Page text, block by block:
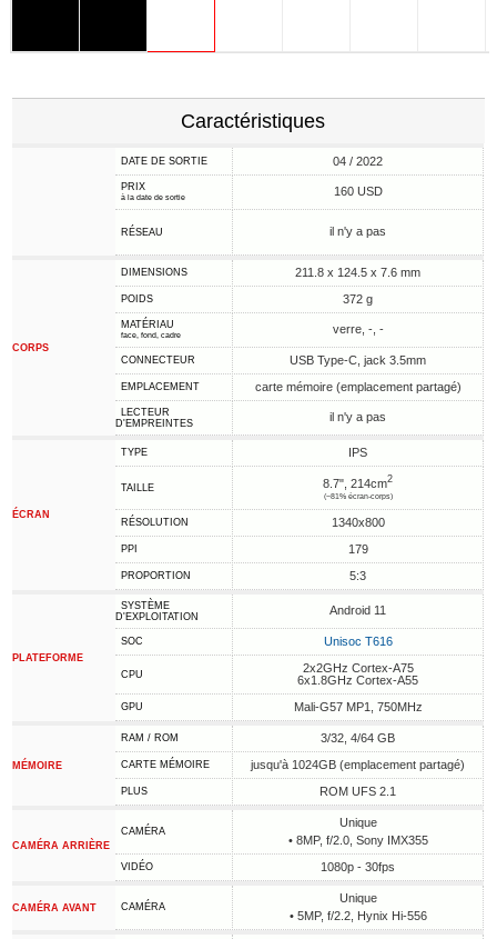
Caractéristiques
DATE DE SORTIE 04 / 2022
PRIX
à la date de sortie 160 USD
RÉSEAU il n'y a pas
CORPS
DIMENSIONS 211.8 x 124.5 x 7.6 mm
POIDS 372 g
MATÉRIAU
face, fond, cadre verre, -, -
CONNECTEUR USB Type-C, jack 3.5mm
EMPLACEMENT carte mémoire (emplacement partagé)
LECTEUR
D'EMPREINTES
il n'y a pas
ÉCRAN
TYPE IPS
TAILLE 8.7", 214cm2
(~81% écran-corps)
RÉSOLUTION 1340x800
PPI 179
PROPORTION 5:3
PLATEFORME
SYSTÈME
D'EXPLOITATION
Android 11
SOC Unisoc T616
CPU
2x2GHz Cortex-A75
6x1.8GHz Cortex-A55
GPU Mali-G57 MP1, 750MHz
MÉMOIRE
RAM / ROM 3/32, 4/64 GB
CARTE MÉMOIRE jusqu'à 1024GB (emplacement partagé)
PLUS ROM UFS 2.1
CAMÉRA ARRIÈRE
CAMÉRA
Unique
• 8MP, f/2.0, Sony IMX355
VIDÉO 1080p - 30fps
CAMÉRA AVANT CAMÉRA
Unique
• 5MP, f/2.2, Hynix Hi-556